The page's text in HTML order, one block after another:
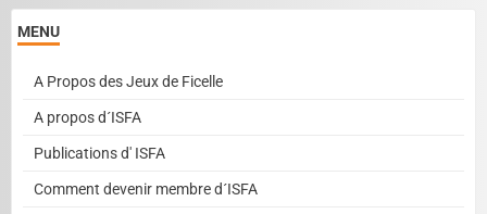
MENU
A Propos des Jeux de Ficelle
A propos d´ISFA
Publications d' ISFA
Comment devenir membre d´ISFA